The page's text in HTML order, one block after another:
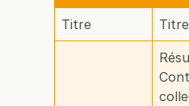
Titre Titre